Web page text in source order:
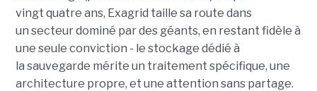
vingt quatre ans, Exagrid taille sa route dans
un secteur dominé par des géants, en restant fidèle à
une seule conviction - le stockage dédié à
la sauvegarde mérite un traitement spécifique, une
architecture propre, et une attention sans partage.